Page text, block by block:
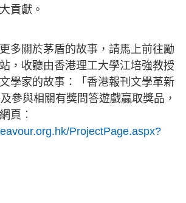
貢獻。
多關於茅盾的故事，請馬上前往勵
，收聽由香港理工大學江培強教授
學家的故事：「香港報刊文學革新
參與相關有獎問答遊戲贏取獎品，
頁︰
ProjectPage.aspx?